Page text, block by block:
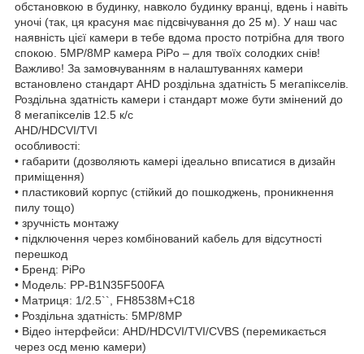
обстановкою в будинку, навколо будинку вранці, вдень і навіть
уночі (так, ця красуня має підсвічування до 25 м). У наш час
наявність цієї камери в тебе вдома просто потрібна для твого
спокою. 5MP/8MP камера PiPo – для твоїх солодких снів!
Важливо! За замовчуванням в налаштуваннях камери
встановлено стандарт AHD роздільна здатність 5 мегапікселів.
Роздільна здатність камери і стандарт може бути змінений до
8 мегапікселів 12.5 к/с
AHD/HDCVI/TVI
особливості:
• габарити (дозволяють камері ідеально вписатися в дизайн
приміщення)
• пластиковий корпус (стійкий до пошкоджень, проникнення
пилу тощо)
• зручність монтажу
• підключення через комбінований кабель для відсутності
перешкод
• Бренд: PiPo
• Модель: PP-B1N35F500FA
• Матриця: 1/2.5``, FH8538M+C18
• Роздільна здатність: 5MP/8MP
• Відео інтерфейси: AHD/HDCVI/TVI/CVBS (перемикається
через осд меню камери)